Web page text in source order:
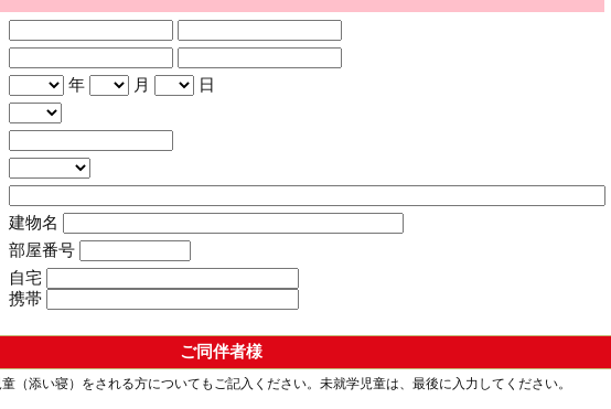
年 月
日
建物名
部屋番号
自宅
携帯
ご同伴者様
（添い寝）をされる方についてもご記入ください。未就学児童は、最後に入力してください。